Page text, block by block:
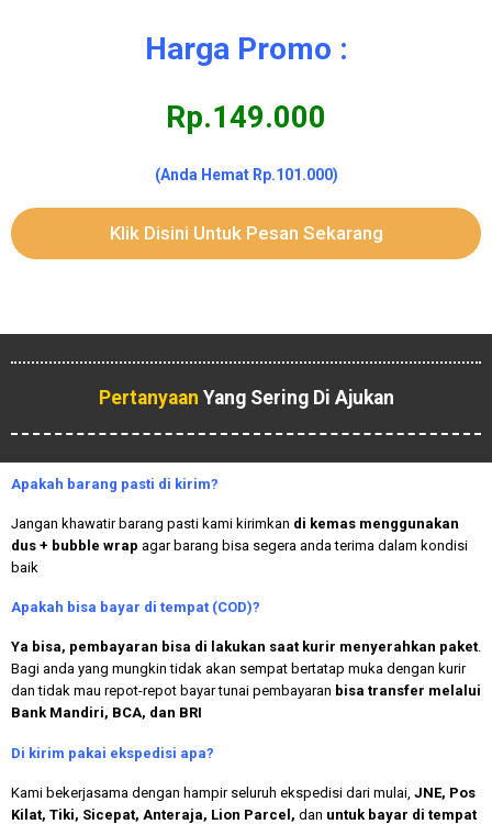
Harga Promo :
Rp.149.000
(Anda Hemat Rp.101.000)
Klik Disini Untuk Pesan Sekarang
Pertanyaan Yang Sering Di Ajukan
Apakah barang pasti di kirim?
Jangan khawatir barang pasti kami kirimkan di kemas menggunakan
dus + bubble wrap agar barang bisa segera anda terima dalam kondisi
baik
Apakah bisa bayar di tempat (COD)?
Ya bisa, pembayaran bisa di lakukan saat kurir menyerahkan paket.
Bagi anda yang mungkin tidak akan sempat bertatap muka dengan kurir
dan tidak mau repot-repot bayar tunai pembayaran bisa transfer melalui
Bank Mandiri, BCA, dan BRI
Di kirim pakai ekspedisi apa?
Kami bekerjasama dengan hampir seluruh ekspedisi dari mulai, JNE, Pos
Kilat, Tiki, Sicepat, Anteraja, Lion Parcel, dan untuk bayar di tempat